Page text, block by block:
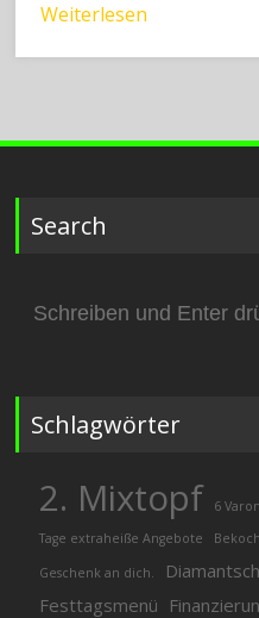
Weiterlesen
Search
nach:
Schlagwörter
2. Mixtopf 6
Tage extraheiße Angebote
Geschenk an dich.
Festtagsmenü